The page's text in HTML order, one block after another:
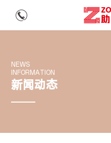
NEWS
INFORMATION
新闻动态